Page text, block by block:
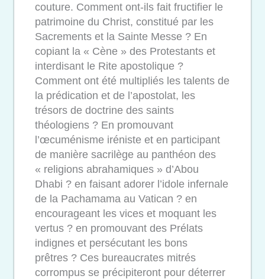
couture. Comment ont-ils fait fructifier le
patrimoine du Christ, constitué par les
Sacrements et la Sainte Messe ? En
copiant la « Cène » des Protestants et
interdisant le Rite apostolique ?
Comment ont été multipliés les talents de
la prédication et de l’apostolat, les
trésors de doctrine des saints
théologiens ? En promouvant
l’œcuménisme iréniste et en participant
de manière sacrilège au panthéon des
« religions abrahamiques » d’Abou
Dhabi ? en faisant adorer l’idole infernale
de la Pachamama au Vatican ? en
encourageant les vices et moquant les
vertus ? en promouvant des Prélats
indignes et persécutant les bons
prêtres ? Ces bureaucrates mitrés
corrompus se précipiteront pour déterrer